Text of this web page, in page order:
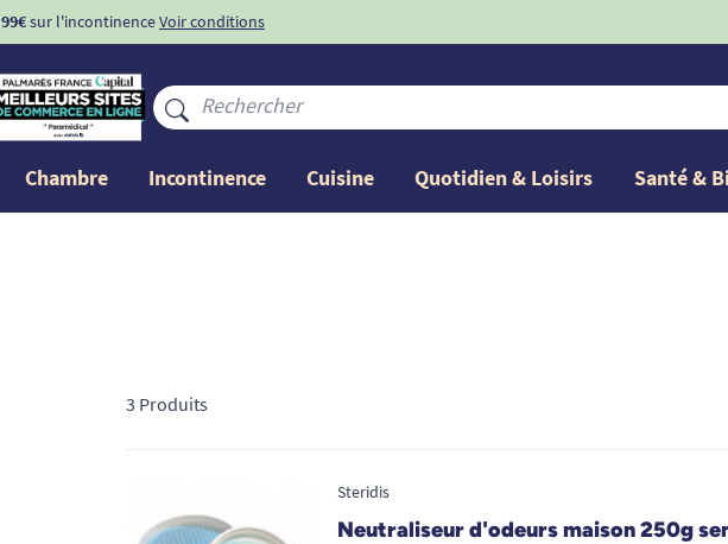
99€sur l'incontinenceVoir conditions
Chambre Incontinence Cuisine Quotidien & Loisirs Santé &
3 Produits
Steridis
Neutraliseur d'odeurs maison 250g